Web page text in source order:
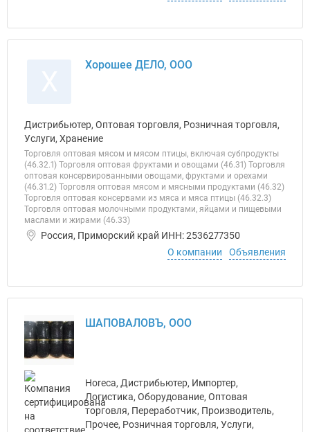
Хорошее ДЕЛО, ООО
Дистрибьютер, Оптовая торговля, Розничная торговля,
Услуги, Хранение
Торговля оптовая мясом и мясом птицы, включая субпродукты
(46.32.1) Торговля оптовая фруктами и овощами (46.31) Торговля
оптовая консервированными овощами, фруктами и орехами
(46.31.2) Торговля оптовая мясом и мясными продуктами (46.32)
Торговля оптовая консервами из мяса и мяса птицы (46.32.3)
Торговля оптовая молочными продуктами, яйцами и пищевыми
маслами и жирами (46.33)
Россия, Приморский край ИНН: 2536277350
О компании
Объявления
ШАПОВАЛОВЪ, ООО
Horeca, Дистрибьютер, Импортер,
Логистика, Оборудование, Оптовая
торговля, Переработчик, Производитель,
Прочее, Розничная торговля, Услуги,